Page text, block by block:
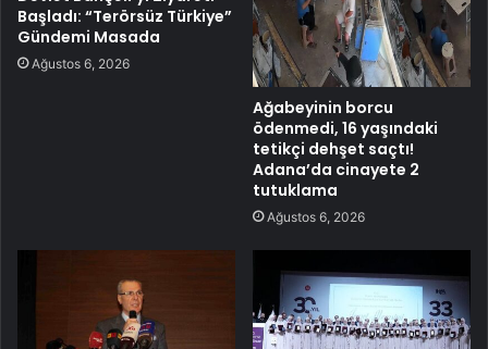
Başladı: “Terörsüz Türkiye”
Gündemi Masada
Ağustos 6, 2026
Ağabeyinin borcu
ödenmedi, 16 yaşındaki
tetikçi dehşet saçtı!
Adana’da cinayete 2
tutuklama
Ağustos 6, 2026